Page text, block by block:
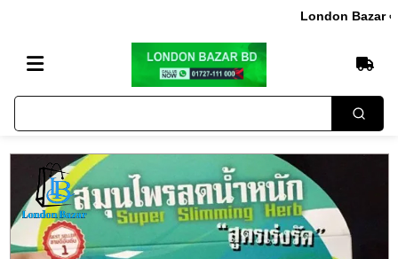
London Bazar এ